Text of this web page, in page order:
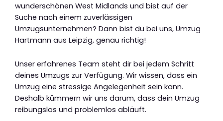
wunderschönen West Midlands und bist auf der
Suche nach einem zuverlässigen
Umzugsunternehmen? Dann bist du bei uns, Umzug
Hartmann aus Leipzig, genau richtig!
Unser erfahrenes Team steht dir bei jedem Schritt
deines Umzugs zur Verfügung. Wir wissen, dass ein
Umzug eine stressige Angelegenheit sein kann.
Deshalb kümmern wir uns darum, dass dein Umzug
reibungslos und problemlos abläuft.